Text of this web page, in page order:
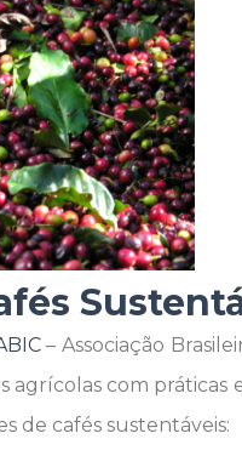
– Associação
agrícolas com
de cafés sustentáveis: